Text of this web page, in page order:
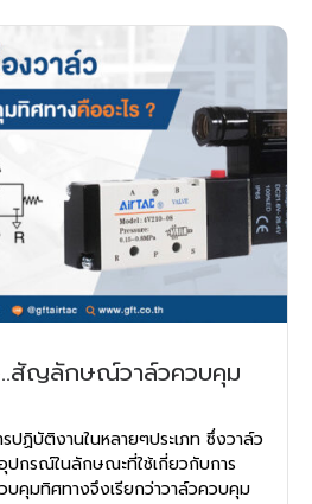
..สัญลักษณ์วาล์วควบคุม
ปฏิบัติงานในหลายๆประเภท ซึ่งวาล์ว
ปกรณ์ในลักษณะที่ใช้เกี่ยวกับการ
คุมทิศทางจึงเรียกว่าวาล์วควบคุม